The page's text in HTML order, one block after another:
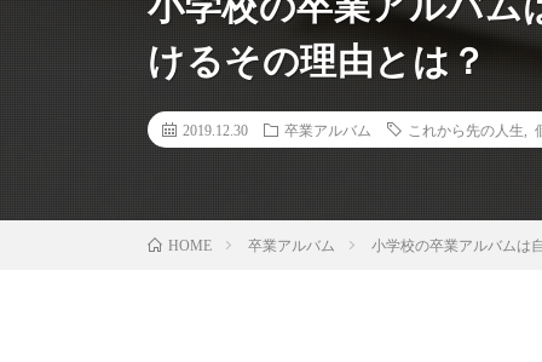
けるその理由とは？
2019.12.30 卒業アルバム これから先の人生
HOME 卒業アルバム 小学校の卒業アルバムは